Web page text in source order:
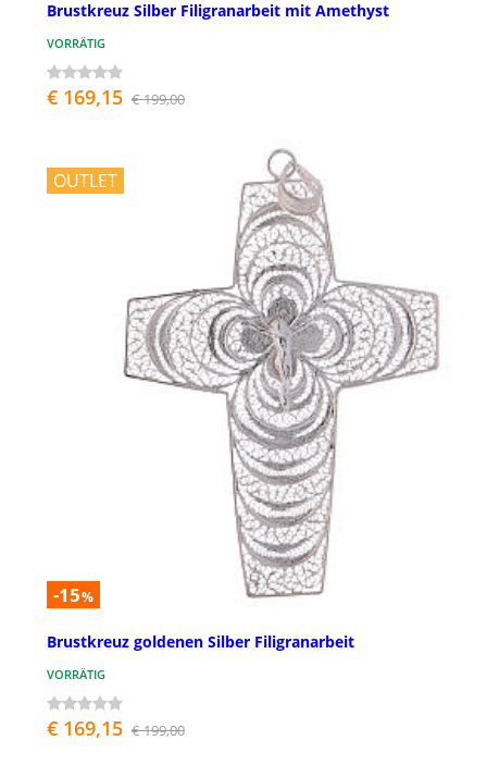
Brustkreuz Silber Filigranarbeit mit Amethyst
VORRÄTIG
€ 169,15 € 199,00
OUTLET
-15%
Brustkreuz goldenen Silber Filigranarbeit
VORRÄTIG
€ 169,15 € 199,00